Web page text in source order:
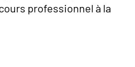
professionnel à la